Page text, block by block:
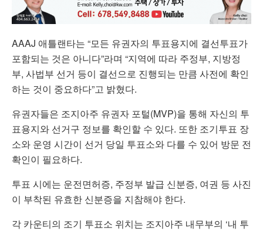
AAAJ 애틀랜타는 “모든 유권자의 투표용지에 결선투표가
포함되는 것은 아니다”라며 “지역에 따라 주정부, 지방정
부, 사법부 선거 등이 결선으로 진행되는 만큼 사전에 확인
하는 것이 중요하다”고 밝혔다.
유권자들은 조지아주 유권자 포털(MVP)을 통해 자신의 투
표용지와 선거구 정보를 확인할 수 있다. 또한 조기투표 장
소와 운영 시간이 선거 당일 투표소와 다를 수 있어 방문 전
확인이 필요하다.
투표 시에는 운전면허증, 주정부 발급 신분증, 여권 등 사진
이 부착된 유효한 신분증을 지참해야 한다.
각 카운티의 조기 투표소 위치는 조지아주 내무부의 ‘내 투